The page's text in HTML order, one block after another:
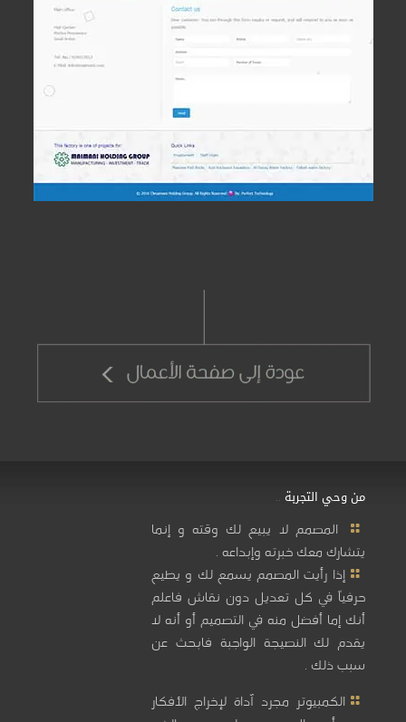
من وحي التجربة ..
المصمم لا يبيع لك وقته و إنما
يتشارك معك خبرته وإبداعه .
إذا رأيت المصمم يسمع لك و يطيع
حرفياً في كل تعديل دون نقاش فاعلم
أنك إما أفضل منه في التصميم أو أنه لا
يقدم لك النصيجة الواجبة فابحث عن
سبب ذلك .
الكمبيوتر مجرد آداة لإخراج الأفكار